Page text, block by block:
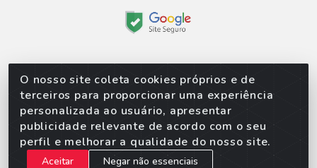
O nosso site coleta cookies próprios e de
terceiros para proporcionar uma experiência
personalizada ao usuário, apresentar
publicidade relevante de acordo com o seu
perfil e melhorar a qualidade do nosso site.
Aceitar Negar não essenciais
Sorpan - Rodovia dos Imigrantes, Lote 06, São
Matheus, Várzea Grande/MT – CEP 78152-135 -
CNPJ 02.623.537/0010-24